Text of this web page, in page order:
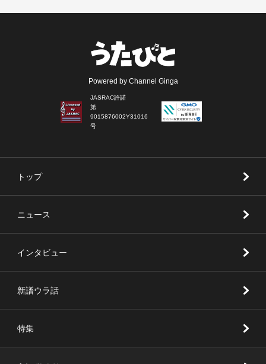
Powered by Channel Ginga
JASRAC許諾
第
9015876002Y31016
号
トップ
ニュース
インタビュー
新譜ウラ話
特集